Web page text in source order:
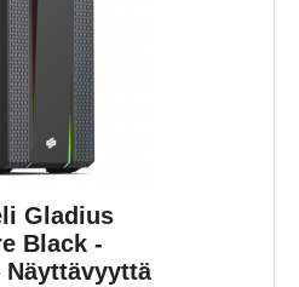
Gladius
Black -